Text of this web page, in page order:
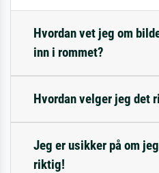
Hvordan vet jeg om
inn i rommet?
Hvordan velger jeg det
Jeg er usikker på om
riktig!